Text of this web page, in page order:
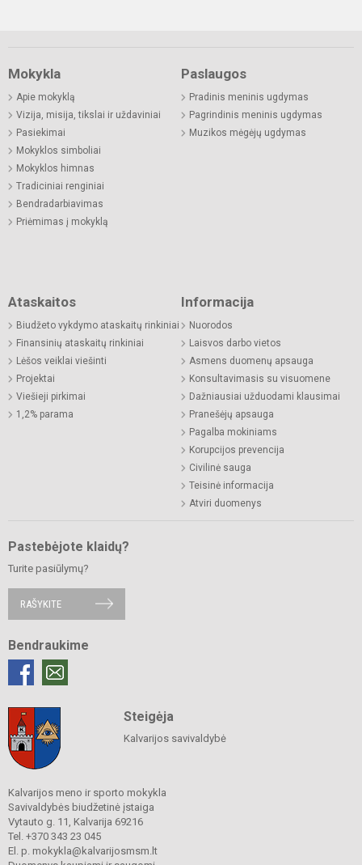
Mokykla
Apie mokyklą
Vizija, misija, tikslai ir uždaviniai
Pasiekimai
Mokyklos simboliai
Mokyklos himnas
Tradiciniai renginiai
Bendradarbiavimas
Priėmimas į mokyklą
Paslaugos
Pradinis meninis ugdymas
Pagrindinis meninis ugdymas
Muzikos mėgėjų ugdymas
Ataskaitos
Biudžeto vykdymo ataskaitų rinkiniai
Finansinių ataskaitų rinkiniai
Lėšos veiklai viešinti
Projektai
Viešieji pirkimai
1,2% parama
Informacija
Nuorodos
Laisvos darbo vietos
Asmens duomenų apsauga
Konsultavimasis su visuomene
Dažniausiai užduodami klausimai
Pranešėjų apsauga
Pagalba mokiniams
Korupcijos prevencija
Civilinė sauga
Teisinė informacija
Atviri duomenys
Pastebėjote klaidų?
Turite pasiūlymų?
RAŠYKITE
Bendraukime
Steigėja
Kalvarijos savivaldybė
Kalvarijos meno ir sporto mokykla
Savivaldybės biudžetinė įstaiga
Vytauto g. 11, Kalvarija 69216
Tel. +370 343 23 045
El. p. mokykla@kalvarijosmsm.lt